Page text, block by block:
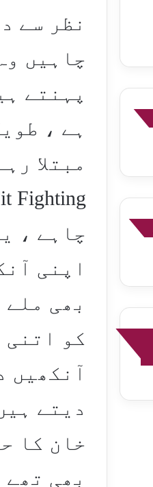
نظر سے
چاہیں
پہنتے
ہے ،
مبتلا
چاہے ،
اپنی
بھی
کو
آنکھیں
دیتے
خان کا
بھی